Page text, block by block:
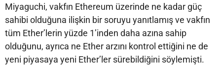
Miyaguchi, vakfın Ethereum üzerinde ne kadar güç
sahibi olduğuna ilişkin bir soruyu yanıtlamış ve vakfın
tüm Ether’lerin yüzde 1’inden daha azına sahip
olduğunu, ayrıca ne Ether arzını kontrol ettiğini ne de
yeni piyasaya yeni Ether’ler sürebildiğini söylemişti.